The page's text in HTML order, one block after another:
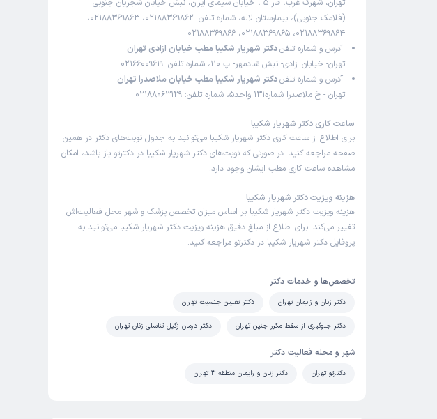
تهران، شهرک غرب، فاز 5 ، خیابان سیمای ایران، نبش خیابان شجریان جنوبی
(فلامک جنوبی)، بیمارستان لاله، شماره تلفن: 02188369862، 02188369863،
02188369864، 02188369865، 02188369866
آدرس و شماره تلفندکتر شهریار شکیبا مطب خیابان ازادی تهران
تهران- خیابان ازادی- نبش شادمهر- پ 110، شماره تلفن: 02166009619
آدرس و شماره تلفندکتر شهریار شکیبا مطب خیابان ملاصدرا تهران
تهران - خ ملاصدرا شماره131 واحد5، شماره تلفن: 02188063129
ساعت کاری دکتر شهریار شکیبا
برای اطلاع از ساعت کاری دکتر شهریار شکیبا می‌توانید به جدول نوبت‌های دکتر در همین
صفحه مراجعه کنید. در صورتی که نوبت‌های دکتر شهریار شکیبا در دکترتو باز باشد، امکان
مشاهده ساعت کاری مطب ایشان وجود دارد.
هزینه ویزیت دکتر شهریار شکیبا
هزینه ویزیت دکتر شهریار شکیبا بر اساس میزان تخصص پزشک و شهر محل فعالیت‌اش
تغییر می‌کند. برای اطلاع از مبلغ دقیق هزینه ویزیت دکتر شهریار شکیبا می‌توانید به
پروفایل دکتر شهریار شکیبا در دکترتو مراجعه کنید.
تخصص‌ها و خدمات دکتر
دکتر زنان و زایمان تهران دکتر تعیین جنسیت تهران
دکتر جلوگیری از سقط مکرر جنین تهران دکتر درمان زگیل تناسلی زنان تهران
شهر و محله فعالیت دکتر
دکترتو تهران دکتر زنان و زایمان منطقه 3 تهران